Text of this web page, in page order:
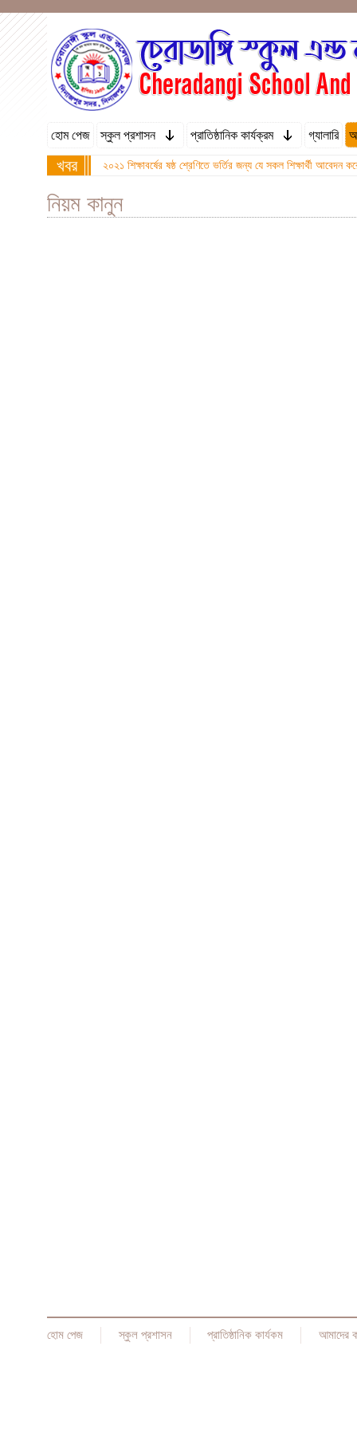
হোম পেজ স্কুল প্রশাসন প্রাতিষ্ঠানিক কার্যক্রম গ্যালারি
খবর ২০২১ শিক্ষাবর্ষের ষষ্ঠ শ্রেণিতে ভর্তির জন্য যে সকল শিক্ষার্থী
নিয়ম কানুন
হোম পেজ স্কুল প্রশাসন প্রাতিষ্ঠানিক কার্যকম আমাদের